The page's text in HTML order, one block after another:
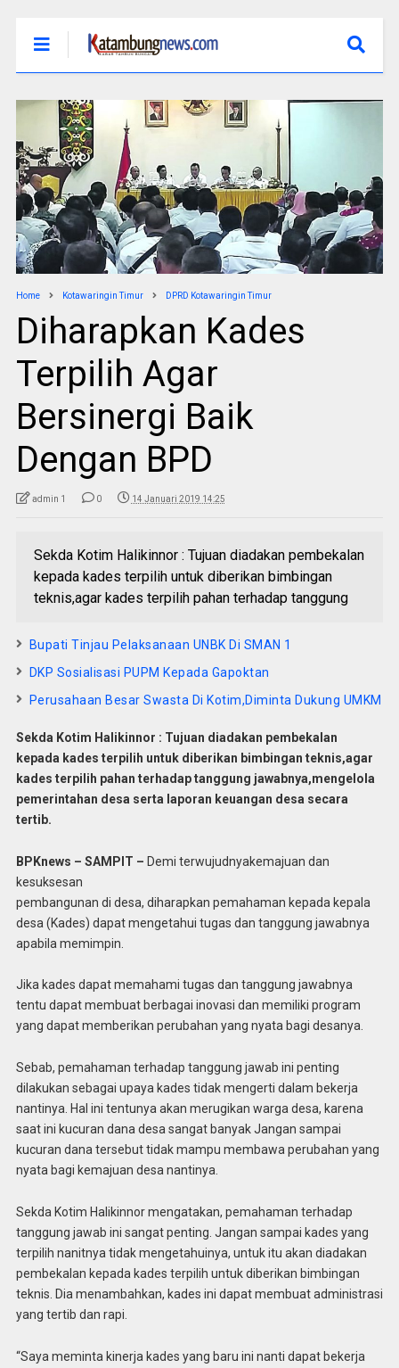
Home Kotawaringin Timur DPRD Kotawaringin Timur
Diharapkan Kades
Terpilih Agar
Bersinergi Baik
Dengan BPD
admin 1 0 14 Januari 2019 14:25
Sekda Kotim Halikinnor : Tujuan diadakan pembekalan
kepada kades terpilih untuk diberikan bimbingan
teknis,agar kades terpilih pahan terhadap tanggung
Bupati Tinjau Pelaksanaan UNBK Di SMAN 1
DKP Sosialisasi PUPM Kepada Gapoktan
Perusahaan Besar Swasta Di Kotim,Diminta Dukung UMKM
Sekda Kotim Halikinnor : Tujuan diadakan pembekalan
kepada kades terpilih untuk diberikan bimbingan teknis,agar
kades terpili h pahan terhadap tanggung jawabnya,mengelola
pemerintahan desa serta laporan keuangan desa secara
tertib.
BPKnews – SAMPIT – Demi terwujudnyakemajuan dan
kesuksesan
pembangunan di desa, diharapkan pemahaman kepada kepala
desa (Kades) dapat mengetahui tugas dan tanggung jawabnya
apabila memimpin.
Jika kades dapat memahami tugas dan tanggung jawabnya
tentu dapat membuat berbagai inovasi dan memiliki program
yang dapat memberikan perubahan yang nyata bagi desanya.
Sebab, pemahaman terhadap tanggung jawab ini penting
dilakukan sebagai upaya kades tidak mengerti dalam bekerja
nantinya. Hal ini tentunya akan merugikan warga desa, karena
saat ini kucuran dana desa sangat banyak Jangan sampai
kucuran dana tersebut tidak mampu membawa perubahan yang
nyata bagi kemajuan desa nantinya.
Sekda Kotim Halikinnor mengatakan, pemahaman terhadap
tanggung jawab ini sangat penting. Jangan sampai kades yang
terpilih nanitnya tidak mengetahuinya, untuk itu akan diadakan
pembekalan kepada kades terpilih untuk diberikan bimbingan
teknis. Dia menambahkan, kades ini dapat membuat administrasi
yang tertib dan rapi.
“Saya meminta kinerja kades yang baru ini nanti dapat bekerja